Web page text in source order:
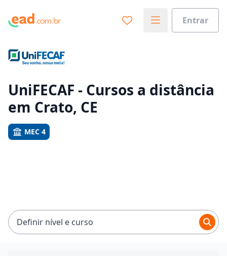
Entrar
Vamos te guiar no caminho ideal para seus estudos
UniFECAF - Cursos a distância
em Crato, CE
MEC 4
Definir nível e curso